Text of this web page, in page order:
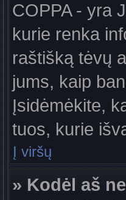
COPPA - yra
kurie renka
raštišką tėvų
jums, kaip
Įsidėmėkite,
tuos, kurie
Į viršų
» Kodėl aš